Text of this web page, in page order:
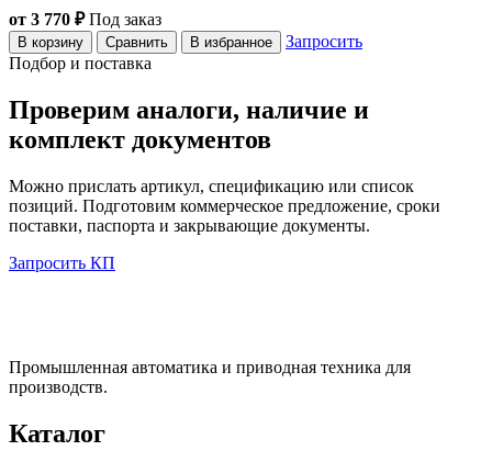
от 3 770 ₽ Под заказ
В корзину Сравнить В избранное
Запросить
Подбор и поставка
Проверим аналоги, наличие и
комплект документов
Можно прислать артикул, спецификацию или список
позиций. Подготовим коммерческое предложение, сроки
поставки, паспорта и закрывающие документы.
Запросить КП
Промышленная автоматика и приводная техника для
производств.
Каталог